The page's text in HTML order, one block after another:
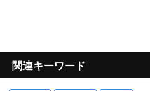
関連キーワード